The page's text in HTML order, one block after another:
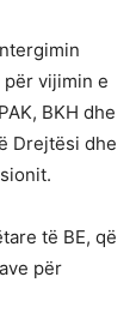
vijimin e
BKH dhe
Drejtësi dhe
të BE, që
për